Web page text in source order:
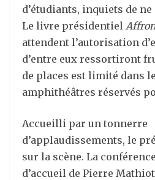
d’étudiants, inquiets de
Le livre présidentiel
attendent l’autorisation
d’entre eux ressortiront
de places est limité dans
amphithéâtres réservés
Accueilli par un tonnerre
d’applaudissements, le
sur la scène. La
d’accueil de Pierre